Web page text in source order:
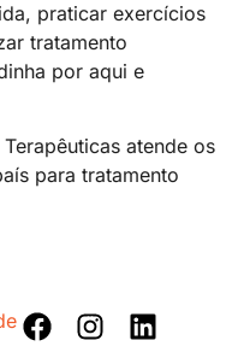
praticar exercícios
tratamento
por aqui e
atende os
para tratamento